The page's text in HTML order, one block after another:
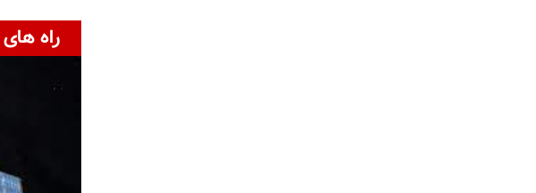
راه